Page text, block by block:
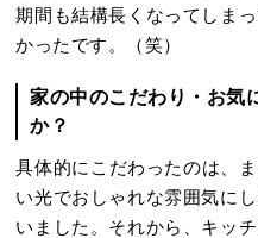
期間も結構長くなってしま
かったです。（笑）
家の中のこだわり・お気
か？
具体的にこだわったのは、
い光でおしゃれな雰囲気に
いました。それから、キッ